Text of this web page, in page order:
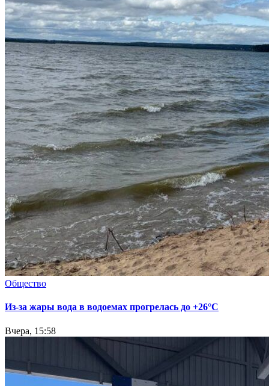
Общество
Из-за жары вода в водоемах прогрелась до +26°C
Вчера, 15:58